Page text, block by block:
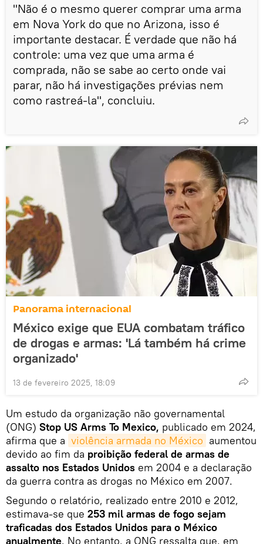
"Não é o mesmo querer comprar uma arma
em Nova York do que no Arizona, isso é
importante destacar. É verdade que não há
controle: uma vez que uma arma é
comprada, não se sabe ao certo onde vai
parar, não há investigações prévias nem
como rastreá-la", concluiu.
Panorama internacional
México exige que EUA combatam tráfico
de drogas e armas: 'Lá também há crime
organizado'
13 de fevereiro 2025, 18:09
Um estudo da organização não governamental
(ONG) Stop US Arms To Mexico, publicado em 2024,
afirma que a violência armada no México aumentou
devido ao fim da proibição federal de armas de
assalto nos Estados Unidos em 2004 e a declaração
da guerra contra as drogas no México em 2007.
Segundo o relatório, realizado entre 2010 e 2012,
estimava-se que 253 mil armas de fogo sejam
traficadas dos Estados Unidos para o México
anualmente. No entanto, a ONG ressalta que, em